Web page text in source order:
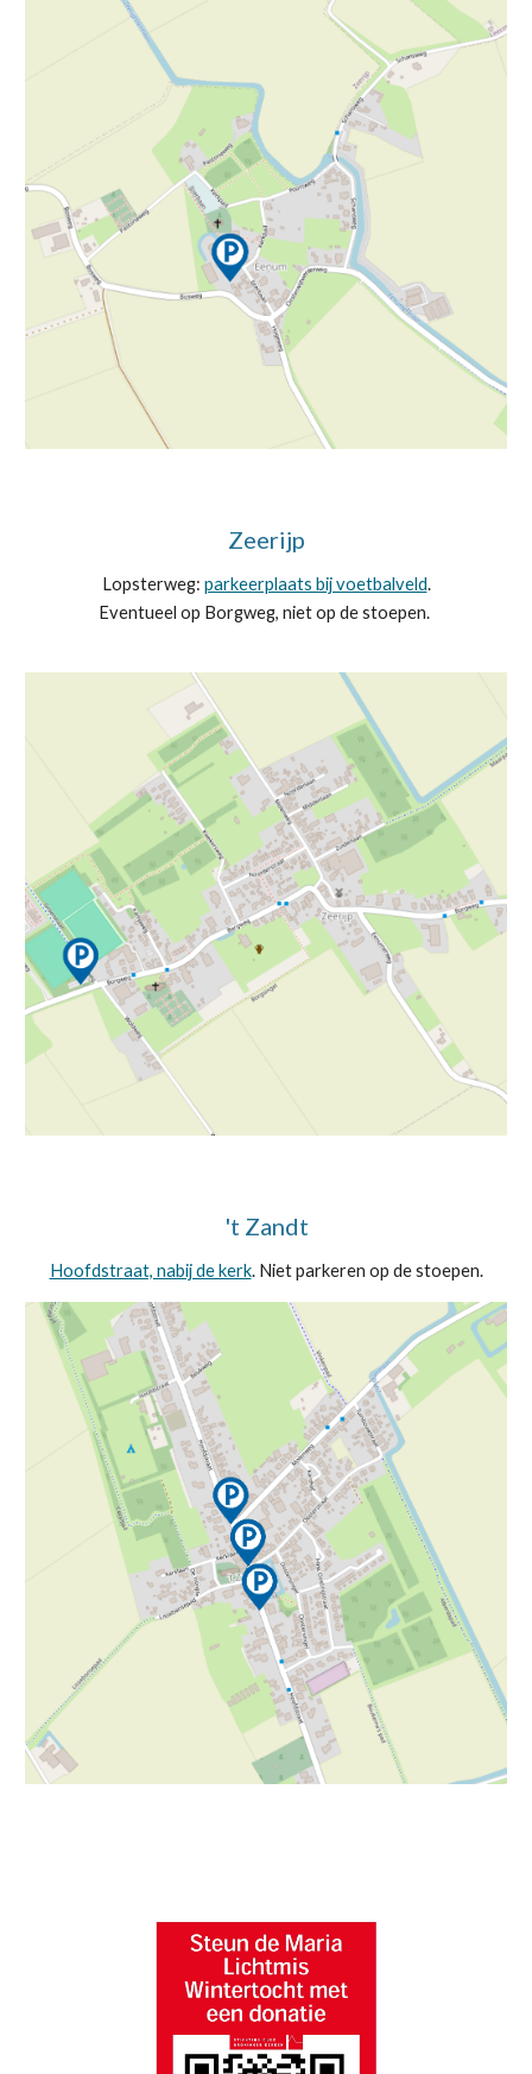
Zeerijp
Lopsterweg: parkeerplaats bij voetbalveld.
Eventueel op Borgweg, niet op de stoepen.
't Zandt
Hoofdstraat, nabij de kerk. Niet parkeren op de stoepen.